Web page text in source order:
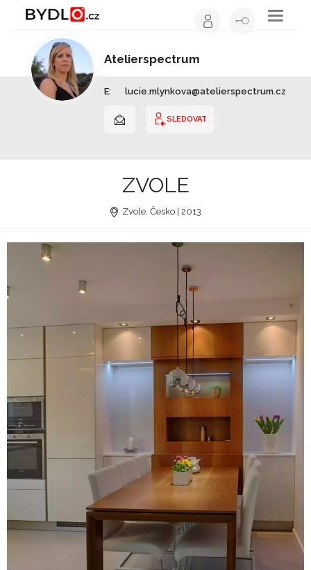
Toggle
Atelierspectrum
E: lucie.mlynkova@atelierspectrum.cz
SLEDOVAT
ZVOLE
Zvole, Česko | 2013